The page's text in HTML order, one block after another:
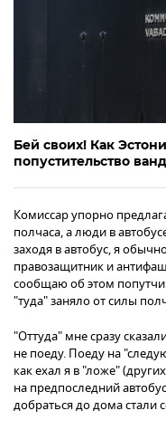
Бей своих! Как
попустительство
Комиссар упорно
полчаса, а люди в
заходя в автобус, я
правозащитник и
сообщаю об этом
"туда" заняло от силы
"Оттуда" мне сразу
не поеду. Поеду на
как ехал я в "ложе"
на предпоследний
добраться до дома стали